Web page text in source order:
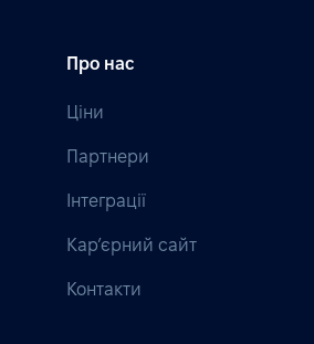
Про нас
Ціни
Партнери
Інтеграції
Кар’єрний сайт
Контакти